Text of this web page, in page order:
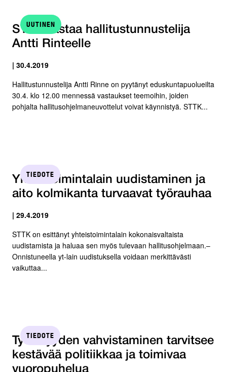
UUTINEN
STTK vastaa hallitustunnustelija
Antti Rinteelle
| 30.4.2019
Hallitustunnustelija Antti Rinne on pyytänyt eduskuntapuolueilta
30.4. klo 12.00 mennessä vastaukset teemoihin, joiden
pohjalta hallitusohjelmaneuvottelut voivat käynnistyä. STTK...
TIEDOTE
Yhteistoimintalain uudistaminen ja
aito kolmikanta turvaavat työrauhaa
| 29.4.2019
STTK on esittänyt yhteistoimintalain kokonaisvaltaista
uudistamista ja haluaa sen myös tulevaan hallitusohjelmaan.–
Onnistuneella yt-lain uudistuksella voidaan merkittävästi
vaikuttaa...
TIEDOTE
Työllisyyden vahvistaminen tarvitsee
kestävää politiikkaa ja toimivaa
vuoropuhelua